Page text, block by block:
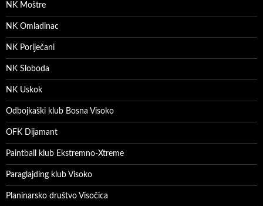
NK Moštre
NK Omladinac
NK Poriječani
NK Sloboda
NK Uskok
Odbojkaški klub Bosna Visoko
OFK Dijamant
Paintball klub Ekstremno-Xtreme
Paraglajding klub Visoko
Planinarsko društvo Visočica